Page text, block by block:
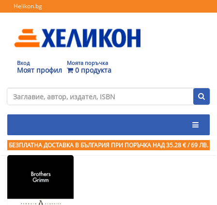
Helikon.bg
Вход
Моят профил
Моята поръчка
0 продукта
БЕЗПЛАТНА ДОСТАВКА В БЪЛГАРИЯ ПРИ ПОРЪЧКА НАД 35.28 € / 69 ЛВ.